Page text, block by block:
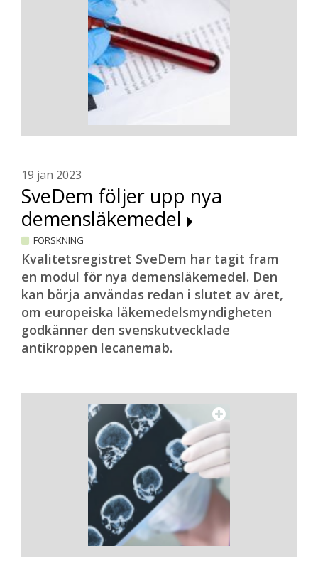
19 jan 2023
SveDem följer upp nya
demensläkemedel
FORSKNING
Kvalitetsregistret SveDem har tagit fram
en modul för nya demensläkemedel. Den
kan börja användas redan i slutet av året,
om europeiska läkemedelsmyndigheten
godkänner den svenskutvecklade
antikroppen lecanemab.